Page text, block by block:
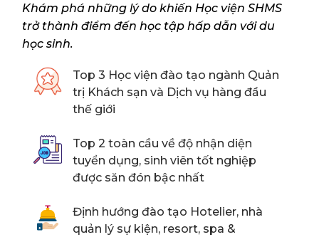
Khám phá những lý do khiến Học viện SHMS
trở thành điểm đến học tập hấp dẫn với du
học sinh.
Top 3 Học viện đào tạo ngành Quản
trị Khách sạn và Dịch vụ hàng đầu
thế giới
Top 2 toàn cầu về độ nhận diện
tuyển dụng, sinh viên tốt nghiệp
được săn đón bậc nhất
Định hướng đào tạo Hotelier, nhà
quản lý sự kiện, resort, spa &